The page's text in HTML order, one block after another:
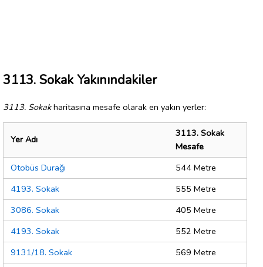
3113. Sokak Yakınındakiler
3113. Sokakharitasına mesafe olarak en yakın yerler:
Yer Adı
3113. Sokak
Mesafe
Otobüs Durağı
544 Metre
4193. Sokak
555 Metre
3086. Sokak
405 Metre
4193. Sokak
552 Metre
9131/18. Sokak
569 Metre